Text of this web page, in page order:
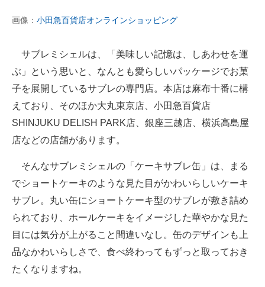
画像： 小田急百貨店オンラインショッピング
サブレミシェルは、「美味しい記憶は、しあわせを運
ぶ」という思いと、なんとも愛らしいパッケージでお菓
子を展開しているサブレの専門店。本店は麻布十番に構
えており、そのほか大丸東京店、小田急百貨店
SHINJUKU DELISH PARK店、銀座三越店、横浜高島屋
店などの店舗があります。
そんなサブレミシェルの「ケーキサブレ缶」は、まる
でショートケーキのような見た目がかわいらしいケーキ
サブレ。丸い缶にショートケーキ型のサブレが敷き詰め
られており、ホールケーキをイメージした華やかな見た
目には気分が上がること間違いなし。缶のデザインも上
品なかわいらしさで、食べ終わってもずっと取っておき
たくなりますね。